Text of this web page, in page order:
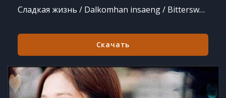
Сладкая жизнь / Dalkomhan insaeng / Bittersweet Life [24 из 24] (2008)
Скачать